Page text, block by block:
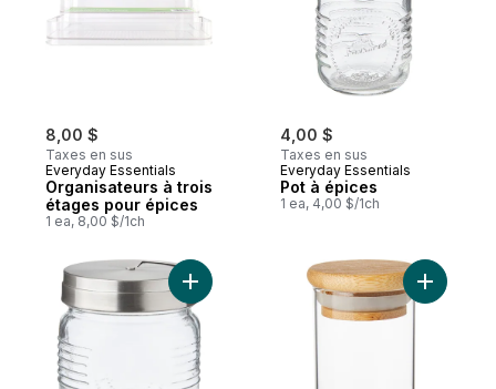
8,00 $
Taxes en sus
Everyday Essentials
Organisateurs à trois
étages pour épices
1 ea, 8,00 $/1ch
4,00 $
Taxes en sus
Everyday Essentials
Pot à épices
1 ea, 4,00 $/1ch
Ajouter Pot à épices au panier